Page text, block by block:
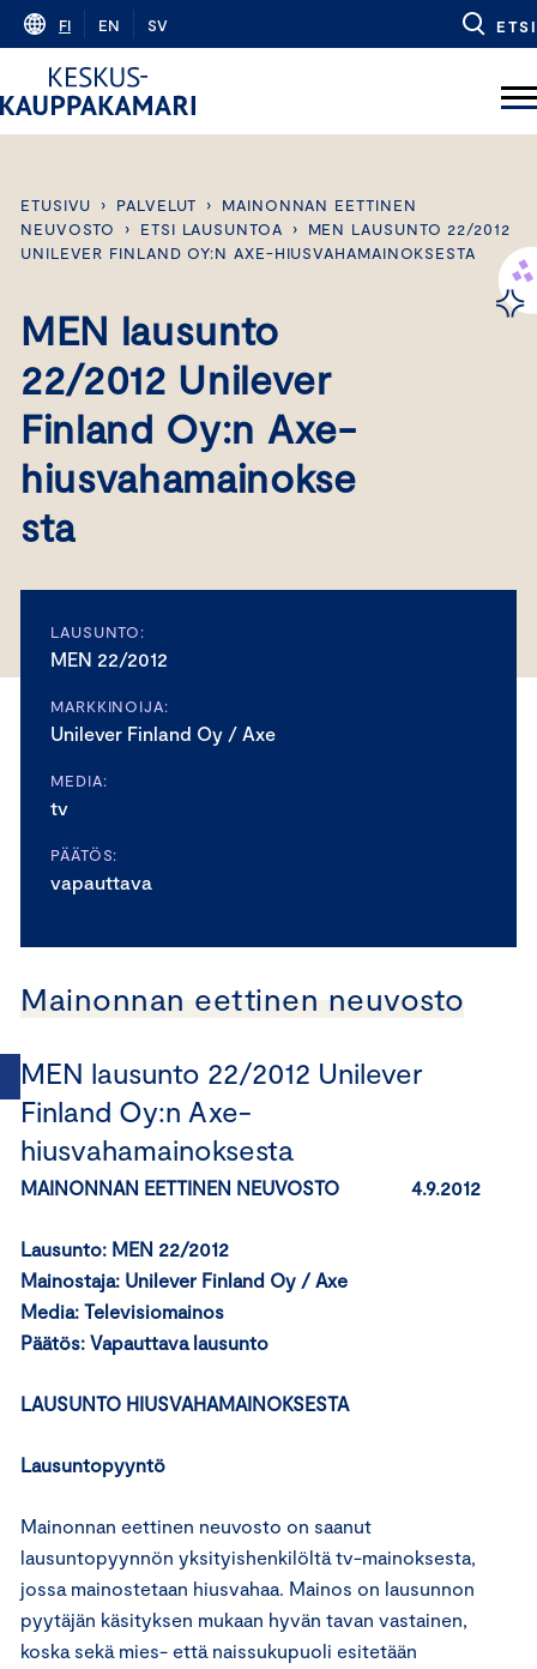
Skip
content
FI EN SV ETSI
ETUSIVU › PALVELUT ›
MAINONNAN EETTINEN
NEUVOSTO
› ETSI LAUSUNTOA ›
MEN LAUSUNTO 22/2012
UNILEVER FINLAND OY:N AXE-HIUSVAHAMAINOKSESTA
MEN lausunto
22/2012 Unilever
Finland Oy:n Axe-
hiusvahamainokse
sta
LAUSUNTO:
MEN 22/2012
MARKKINOIJA:
Unilever Finland Oy / Axe
MEDIA:
tv
PÄÄTÖS:
vapauttava
Mainonnan eettinen neuvosto
MEN lausunto 22/2012 Unilever
Finland Oy:n Axe-
hiusvahamainoksesta
MAINONNAN EETTINEN NEUVOSTO 4.9.2012
Lausunto: MEN 22/2012
Mainostaja: Unilever Finland Oy / Axe
Media: Televisiomainos
Päätös: Vapauttava lausunto
LAUSUNTO HIUSVAHAMAINOKSESTA
Lausuntopyyntö
Mainonnan eettinen neuvosto on saanut
lausuntopyynnön yksityishenkilöltä tv-mainoksesta,
jossa mainostetaan hiusvahaa. Mainos on lausunnon
pyytäjän käsityksen mukaan hyvän tavan vastainen,
koska sekä mies- että naissukupuoli esitetään